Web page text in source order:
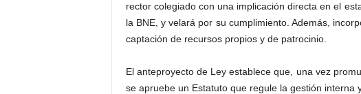
rector colegiado con una implicación directa en el
la BNE, y velará por su cumplimiento. Además,
captación de recursos propios y de patrocinio.
El anteproyecto de Ley establece que, una vez
se apruebe un Estatuto que regule la gestión interna